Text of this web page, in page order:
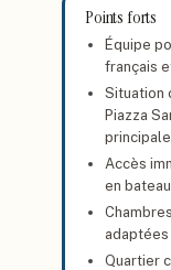
Points forts
Équipe
français
Situation
Piazza
Accès
en
Quartier